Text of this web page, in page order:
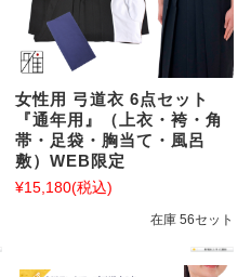
女性用 弓道衣 6点セット
『通年用』（上衣・袴・角
帯・足袋・胸当て・風呂
敷）WEB限定
¥15,180(税込)
在庫 56セット